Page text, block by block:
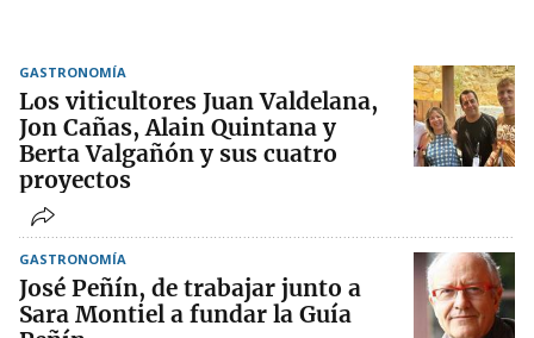
GASTRONOMÍA
Los viticultores Juan Valdelana,
Jon Cañas, Alain Quintana y
Berta Valgañón y sus cuatro
proyectos
GASTRONOMÍA
José Peñín, de trabajar junto a
Sara Montiel a fundar la Guía